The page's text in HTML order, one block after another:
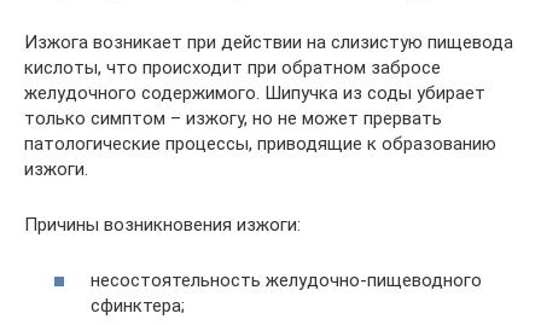
Изжога возникает при действии на слизистую пищевода
кислоты, что происходит при обратном забросе
желудочного содержимого. Шипучка из соды убирает
только симптом – изжогу, но не может прервать
патологические процессы, приводящие к образованию
изжоги.
Причины возникновения изжоги:
несостоятельность желудочно-пищеводного
сфинктера;